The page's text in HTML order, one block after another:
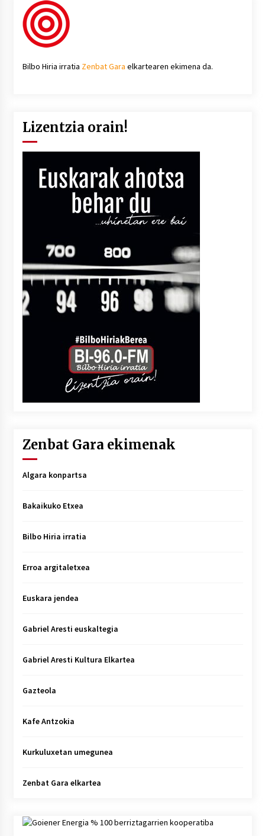
Bilbo Hiria irratia Zenbat Gara elkartearen ekimena da.
Lizentzia orain!
Zenbat Gara ekimenak
Algara konpartsa
Bakaikuko Etxea
Bilbo Hiria irratia
Erroa argitaletxea
Euskara jendea
Gabriel Aresti euskaltegia
Gabriel Aresti Kultura Elkartea
Gazteola
Kafe Antzokia
Kurkuluxetan umegunea
Zenbat Gara elkartea